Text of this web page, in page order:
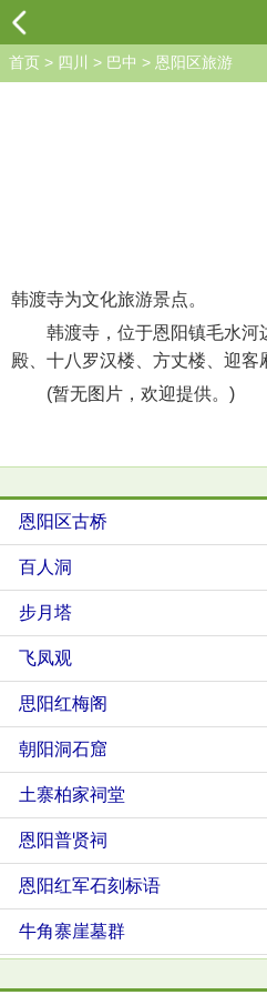
首页 > 四川 > 巴中 > 恩阳区旅游
韩渡寺为文化旅游景点。
韩渡寺，位于恩阳镇毛水河边
殿、十八罗汉楼、方丈楼、迎
(暂无图片，欢迎提供。)
恩阳区古桥
百人洞
步月塔
飞凤观
思阳红梅阁
朝阳洞石窟
土寨柏家祠堂
恩阳普贤祠
恩阳红军石刻标语
牛角寨崖墓群